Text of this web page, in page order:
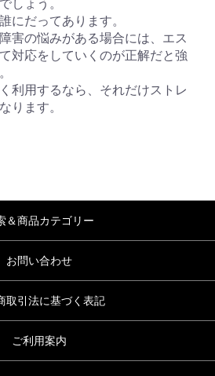
しょう。
にだってあります。
害の悩みがある場合には、エス
対応をしていくのが正解だと強
利用するなら、それだけストレ
ります。
＆商品カテゴリー
お問い合わせ
取引法に基づく表記
ご利用案内